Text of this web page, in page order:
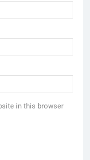
in this browser